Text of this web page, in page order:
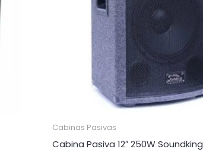
Cabinas Pasivas
Cabina Pasiva 12″ 250W Soundking